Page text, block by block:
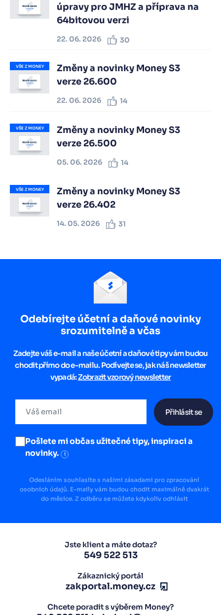
úpravy pro JMHZ a příprava na
64bitovou verzi
22. 06. 2026 30
VŠE Z MONEY
Změny a novinky Money S3
verze 26.600
22. 06. 2026 14
VŠE Z MONEY
Změny a novinky Money S3
verze 26.500
05. 06. 2026 14
VŠE Z MONEY
Změny a novinky Money S3
verze 26.402
14. 05. 2026 31
Odebírejte účetní a daňové novinky
srozumitelně a včas
Zadejte váš e-mail a naše účetní a daňové tipy vám budou
chodit přímo do e-mailu. Podívejte se, jak náš newsletter
vypadá:Zobrazit vzorový newsletter
Přihlásit se
Pošlete mi občas užitečné tipy, inspiraci a
novinky.
i
Odesláním souhlasíte s našimi zásadami pro zpracování
osobních údajů. E-maily vám budou chodit maximálně dvakrát
do měsíce. Z odběru se můžete kdykoliv odhlásit
Jste klient a máte dotaz?
549 522 513
Zákaznický portál
zakportal.money.cz
Chcete poradit s výběrem Money?